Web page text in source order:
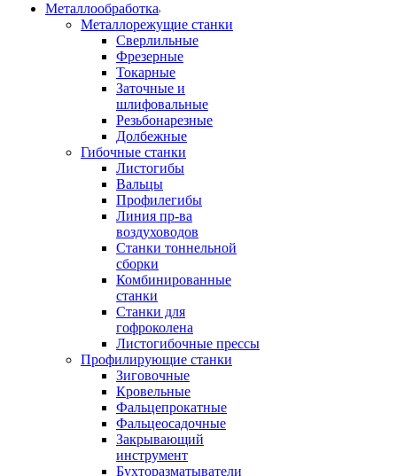
Металлообработка
Металлорежущие станки
Сверлильные
Фрезерные
Токарные
Заточные и
шлифовальные
Резьбонарезные
Долбежные
Гибочные станки
Листогибы
Вальцы
Профилегибы
Линия пр-ва
воздуховодов
Станки тоннельной
сборки
Комбинированные
станки
Станки для
гофроколена
Листогибочные прессы
Профилирующие станки
Зиговочные
Кровельные
Фальцепрокатные
Фальцеосадочные
Закрывающий
инструмент
Бухторазматыватели